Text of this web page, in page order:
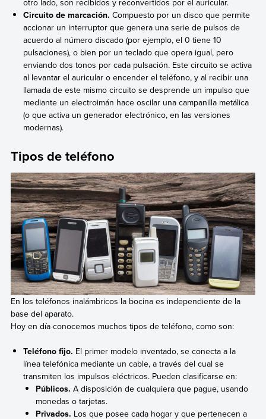
Circuito de marcación. Compuesto por un disco que permite
accionar un interruptor que genera una serie de pulsos de
acuerdo al número discado (por ejemplo, el 0 tiene 10
pulsaciones), o bien por un teclado que opera igual, pero
enviando dos tonos por cada pulsación. Este circuito se activa
al levantar el auricular o encender el teléfono, y al recibir una
llamada de este mismo circuito se desprende un impulso que
mediante un electroimán hace oscilar una campanilla metálica
(o que activa un generador electrónico, en las versiones
modernas).
Tipos de teléfono
En los teléfonos inalámbricos la bocina es independiente de la
base del aparato.
Hoy en día conocemos muchos tipos de teléfono, como son:
Teléfono fijo. El primer modelo inventado, se conecta a la
línea telefónica mediante un cable, a través del cual se
transmiten los impulsos eléctricos. Pueden clasificarse en:
Públicos. A disposición de cualquiera que pague, usando
monedas o tarjetas.
Privados. Los que posee cada hogar y que pertenecen a